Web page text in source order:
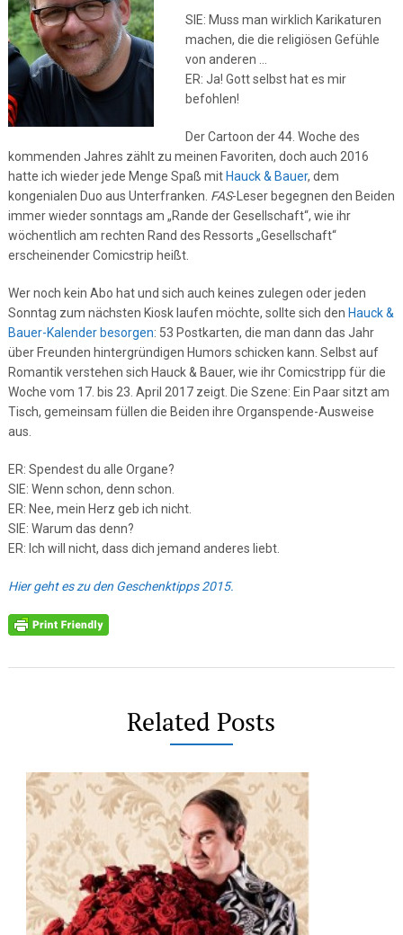
SIE: Muss man wirklich Karikaturen
machen, die die religiösen Gefühle
von anderen …
ER: Ja! Gott selbst hat es mir
befohlen!
Der Cartoon der 44. Woche des
kommenden Jahres zählt zu meinen Favoriten, doch auch 2016
hatte ich wieder jede Menge Spaß mit Hauck & Bauer, dem
kongenialen Duo aus Unterfranken. FAS-Leser begegnen den Beiden
immer wieder sonntags am „Rande der Gesellschaft“, wie ihr
wöchentlich am rechten Rand des Ressorts „Gesellschaft“
erscheinender Comicstrip heißt.
Wer noch kein Abo hat und sich auch keines zulegen oder jeden
Sonntag zum nächsten Kiosk laufen möchte, sollte sich den Hauck &
Bauer-Kalender besorgen: 53 Postkarten, die man dann das Jahr
über Freunden hintergründigen Humors schicken kann. Selbst auf
Romantik verstehen sich Hauck & Bauer, wie ihr Comicstripp für die
Woche vom 17. bis 23. April 2017 zeigt. Die Szene: Ein Paar sitzt am
Tisch, gemeinsam füllen die Beiden ihre Organspende-Ausweise
aus.
ER: Spendest du alle Organe?
SIE: Wenn schon, denn schon.
ER: Nee, mein Herz geb ich nicht.
SIE: Warum das denn?
ER: Ich will nicht, dass dich jemand anderes liebt.
Hier geht es zu den Geschenktipps 2015.
Related Posts